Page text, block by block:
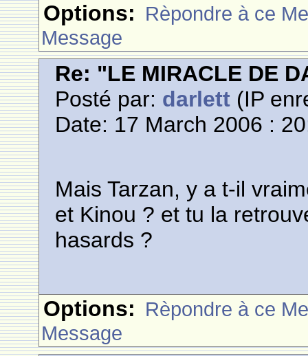
Options: Rèpondre à ce
Message
Re: "LE MIRACLE DE
Posté par: darlett (IP
Date: 17 March 2006 :
Mais Tarzan, y a t-il
et Kinou ? et tu la
hasards ?
Options: Rèpondre à ce
Message